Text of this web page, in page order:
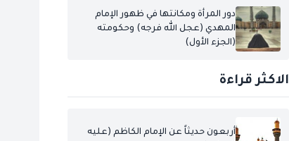
دور المرأة ومكانتها في ظهور الإمام
المهدي (عجل الله فرجه) وحكومته
(الجزء الأول)
الاكثر قراءة
أربعون حديثاً عن الإمام الكاظم (عليه